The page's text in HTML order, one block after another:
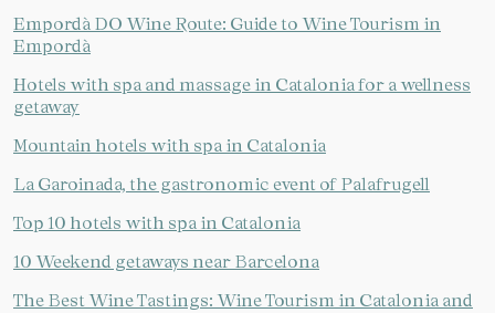
Empordà DO Wine Route: Guide to Wine Tourism in
Empordà
Hotels with spa and massage in Catalonia for a wellness
getaway
Mountain hotels with spa in Catalonia
La Garoinada, the gastronomic event of Palafrugell
Top 10 hotels with spa in Catalonia
10 Weekend getaways near Barcelona
The Best Wine Tastings: Wine Tourism in Catalonia and